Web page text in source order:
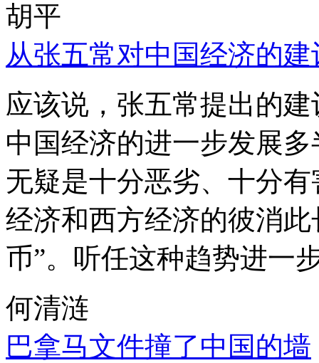
胡平
从张五常对中国经济的
应该说，张五常提出的
中国经济的进一步发展
无疑是十分恶劣、十分
经济和西方经济的彼消
币”。听任这种趋势进一
何清涟
巴拿马文件撞了中国的墙